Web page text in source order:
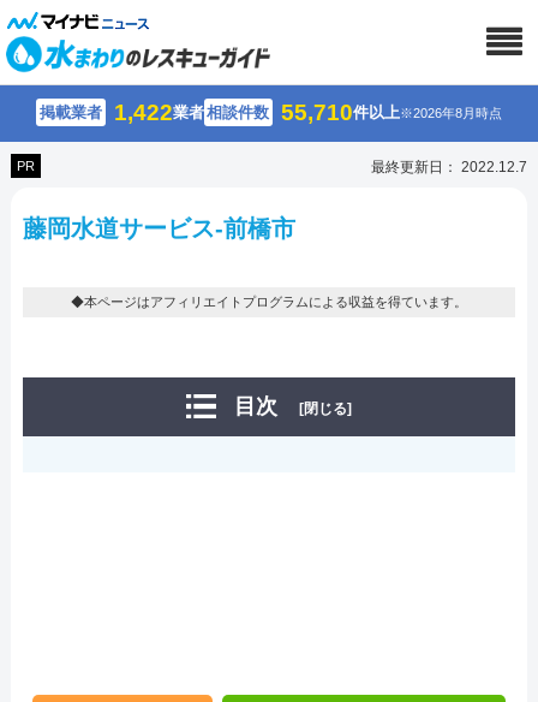
掲載業者 1,422業者相談件数 55,710件以上※2026年8月時点
PR 最終更新日： 2022.12.7
藤岡水道サービス-前橋市
◆本ページはアフィリエイトプログラムによる収益を得ています。
目次 [閉じる]